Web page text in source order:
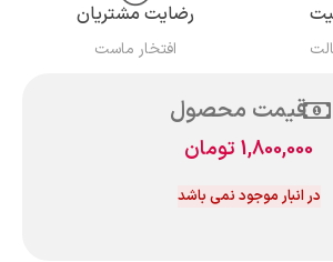
رضایت مشتریان
افتخار ماست
قیمت محصول
1,800,000 تومان
در انبار موجود نمی باشد